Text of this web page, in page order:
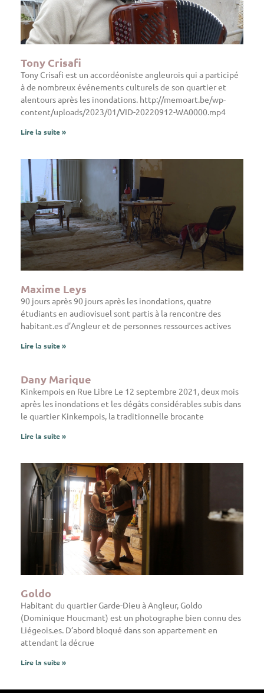
Tony Crisafi
Tony Crisafi est un accordéoniste angleurois qui a participé
à de nombreux événements culturels de son quartier et
alentours après les inondations. http://memoart.be/wp-
content/uploads/2023/01/VID-20220912-WA0000.mp4
Lire la suite »
Maxime Leys
90 jours après 90 jours après les inondations, quatre
étudiants en audiovisuel sont partis à la rencontre des
habitant.es d’Angleur et de personnes ressources actives
Lire la suite »
Dany Marique
Kinkempois en Rue Libre Le 12 septembre 2021, deux mois
après les inondations et les dégâts considérables subis dans
le quartier Kinkempois, la traditionnelle brocante
Lire la suite »
Goldo
Habitant du quartier Garde-Dieu à Angleur, Goldo
(Dominique Houcmant) est un photographe bien connu des
Liégeois.es. D’abord bloqué dans son appartement en
attendant la décrue
Lire la suite »